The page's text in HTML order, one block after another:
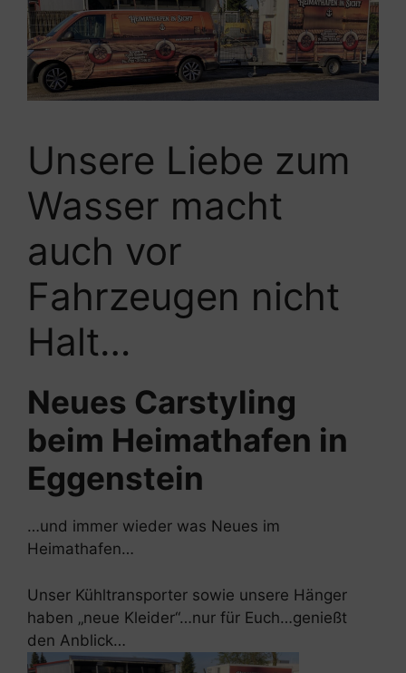
Unsere Liebe zum
Wasser macht
auch vor
Fahrzeugen nicht
Halt…
Neues Carstyling
beim Heimathafen in
Eggenstein
…und immer wieder was Neues im
Heimathafen…
Unser Kühltransporter sowie unsere Hänger
haben „neue Kleider“…nur für Euch…genießt
den Anblick…